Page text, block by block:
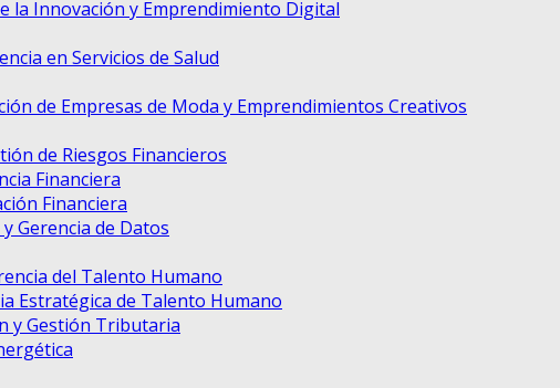
la Innovación y Emprendimiento Digital
en Servicios de Salud
de Empresas de Moda y Emprendimientos Creativos
de Riesgos Financieros
Financiera
Financiera
Gerencia de Datos
del Talento Humano
Estratégica de Talento Humano
y Gestión Tributaria